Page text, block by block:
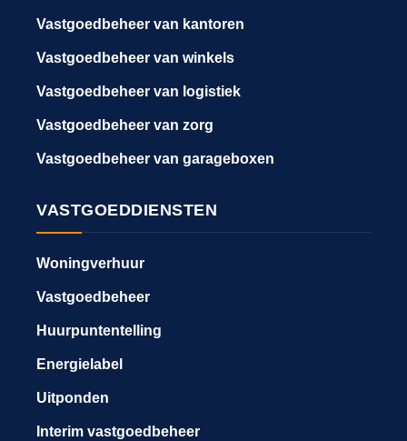
Vastgoedbeheer van kantoren
Vastgoedbeheer van winkels
Vastgoedbeheer van logistiek
Vastgoedbeheer van zorg
Vastgoedbeheer van garageboxen
VASTGOEDDIENSTEN
Woningverhuur
Vastgoedbeheer
Huurpuntentelling
Energielabel
Uitponden
Interim vastgoedbeheer